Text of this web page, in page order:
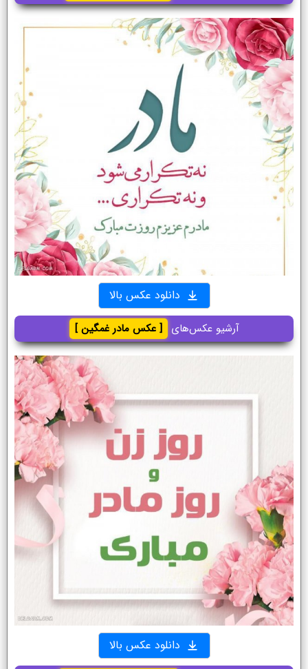
دانلود عکس بالا
آرشیو عکس‌های [ عکس مادر غمگین ]
دانلود عکس بالا